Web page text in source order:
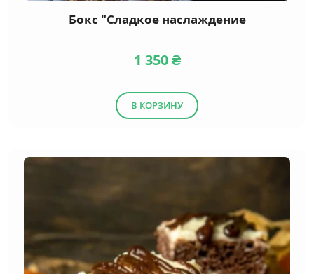
Бокс "Сладкое наслаждение
1 350₴
В КОРЗИНУ